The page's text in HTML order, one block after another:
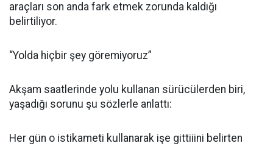
araçları son anda fark etmek zorunda kaldığı
belirtiliyor.
“Yolda hiçbir şey göremiyoruz”
Akşam saatlerinde yolu kullanan sürücülerden biri,
yaşadığı sorunu şu sözlerle anlattı:
Her gün o istikameti kullanarak işe gittiiini belirten